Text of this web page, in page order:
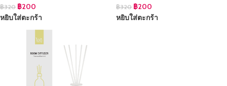
฿320 ฿200
หยิบใส่ตะกร้า
฿320 ฿200
หยิบใส่ตะกร้า